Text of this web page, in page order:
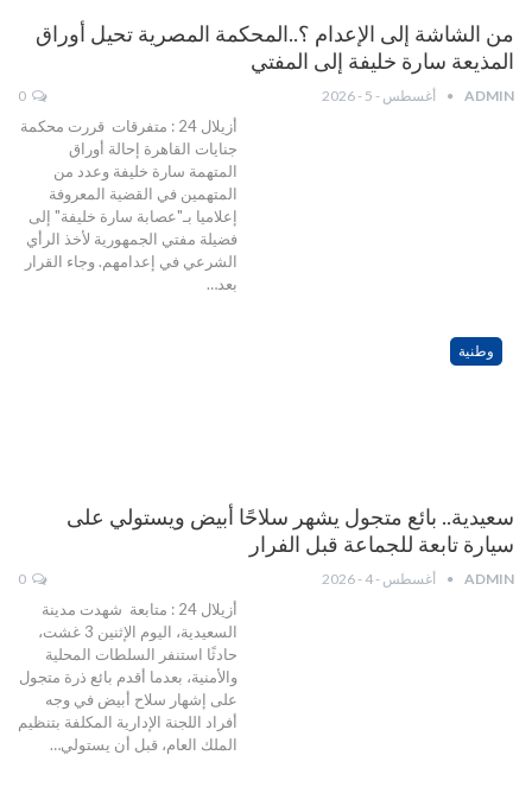
من الشاشة إلى الإعدام ؟..المحكمة المصرية تحيل أوراق
المذيعة سارة خليفة إلى المفتي
ADMIN أغسطس - 5 - 2026
أزيلال 24 : متفرقات قررت محكمة
جنايات القاهرة إحالة أوراق
المتهمة سارة خليفة وعدد من
المتهمين في القضية المعروفة
إعلاميا بـ"عصابة سارة خليفة" إلى
فضيلة مفتي الجمهورية لأخذ الرأي
الشرعي في إعدامهم. وجاء القرار
بعد…
وطنية
سعيدية.. بائع متجول يشهر سلاحًا أبيض ويستولي على
سيارة تابعة للجماعة قبل الفرار
ADMIN أغسطس - 4 - 2026
أزيلال 24 : متابعة شهدت مدينة
السعيدية، اليوم الإثنين 3 غشت،
حادثًا استنفر السلطات المحلية
والأمنية، بعدما أقدم بائع ذرة متجول
على إشهار سلاح أبيض في وجه
أفراد اللجنة الإدارية المكلفة بتنظيم
الملك العام، قبل أن يستولي…